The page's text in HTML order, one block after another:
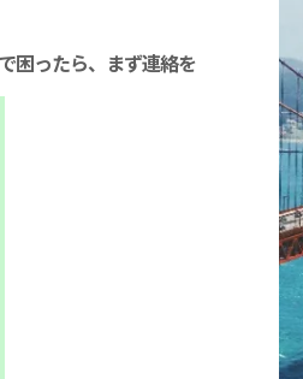
困ったら、まず連絡を